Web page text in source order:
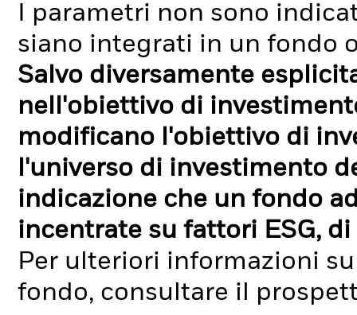
I parametri non sono
siano integrati in un fondo
Salvo diversamente
nell'obiettivo di
modificano l'obiettivo di
l'universo di investimento
indicazione che un fondo
incentrate su fattori ESG,
Per ulteriori informazioni
fondo, consultare il